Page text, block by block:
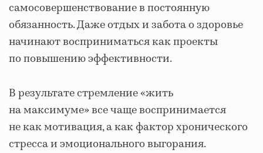
самосовершенствование в постоянную
обязанность. Даже отдых и забота о здоровье
начинают восприниматься как проекты
по повышению эффективности.
В результате стремление «жить
на максимуме» все чаще воспринимается
не как мотивация, а как фактор хронического
стресса и эмоционального выгорания.